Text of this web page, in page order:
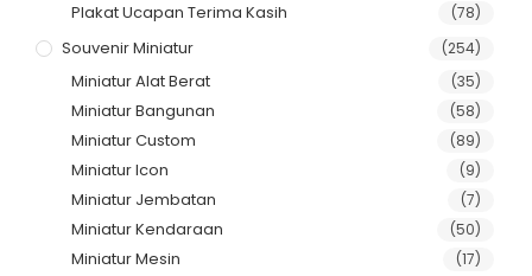
Plakat Ucapan Terima Kasih (78)
Souvenir Miniatur (254)
Miniatur Alat Berat (35)
Miniatur Bangunan (58)
Miniatur Custom (89)
Miniatur Icon (9)
Miniatur Jembatan (7)
Miniatur Kendaraan (50)
Miniatur Mesin (17)